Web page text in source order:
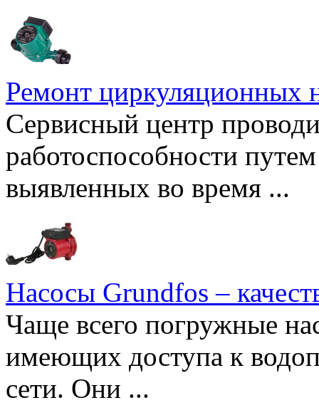
Ремонт циркуляционных
Сервисный центр
работоспособности
выявленных во время ...
Насосы Grundfos –
Чаще всего погружные
имеющих доступа к
сети. Они ...